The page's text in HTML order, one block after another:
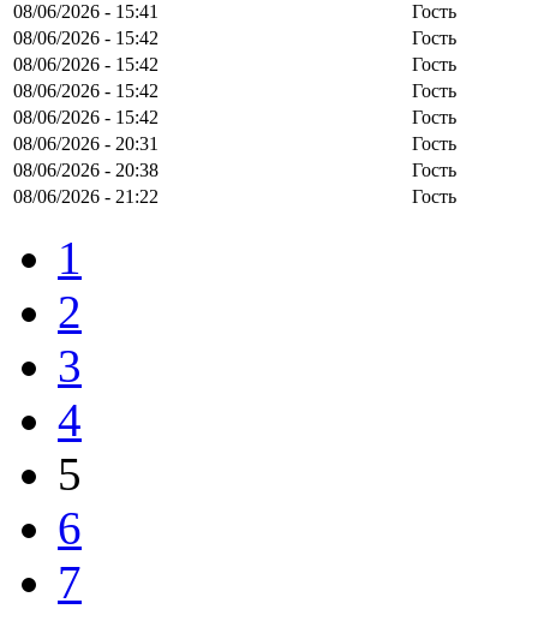
08/06/2026 - 15:41
Гость
08/06/2026 - 15:42
Гость
08/06/2026 - 15:42
Гость
08/06/2026 - 15:42
Гость
08/06/2026 - 15:42
Гость
08/06/2026 - 20:31
Гость
08/06/2026 - 20:38
Гость
08/06/2026 - 21:22
Гость
1
2
3
4
5
6
7